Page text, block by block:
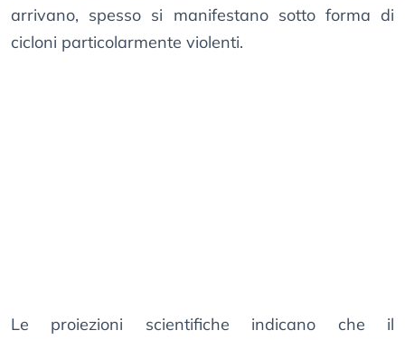
arrivano, spesso si manifestano sotto forma di
cicloni particolarmente violenti.
Le proiezioni scientifiche indicano che il